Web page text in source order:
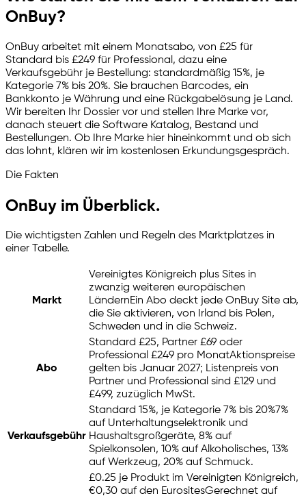
OnBuy?
OnBuy arbeitet mit einem Monatsabo, von £25 für
Standard bis £249 für Professional, dazu eine
Verkaufsgebühr je Bestellung: standardmäßig 15%, je
Kategorie 7% bis 20%. Sie brauchen Barcodes, ein
Bankkonto je Währung und eine Rückgabelösung je Land.
Wir bereiten Ihr Dossier vor und stellen Ihre Marke vor,
danach steuert die Software Katalog, Bestand und
Bestellungen. Ob Ihre Marke hier hineinkommt und ob sich
das lohnt, klären wir im kostenlosen Erkundungsgespräch.
Die Fakten
OnBuy im Überblick.
Die wichtigsten Zahlen und Regeln des Marktplatzes in
einer Tabelle.
Markt
Vereinigtes Königreich plus Sites in
zwanzig weiteren europäischen
LändernEin Abo deckt jede OnBuy Site ab,
die Sie aktivieren, von Irland bis Polen,
Schweden und in die Schweiz.
Abo
Standard £25, Partner £69 oder
Professional £249 pro MonatAktionspreise
gelten bis Januar 2027; Listenpreis von
Partner und Professional sind £129 und
£499, zuzüglich MwSt.
Verkaufsgebühr
Standard 15%, je Kategorie 7% bis 20%7%
auf Unterhaltungselektronik und
Haushaltsgroßgeräte, 8% auf
Spielkonsolen, 10% auf Alkoholisches, 13%
auf Werkzeug, 20% auf Schmuck.
£0.25 je Produkt im Vereinigten Königreich,
€0,30 auf den EurositesGerechnet auf